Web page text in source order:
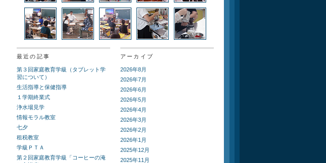
最近の記事
第３回家庭教育学級（タブレット学
習について）
生活指導と保健指導
１学期終業式
浄水場見学
情報モラル教室
七夕
租税教室
学級ＰＴＡ
第２回家庭教育学級「コーヒーの淹
アーカイブ
2026年8月
2026年7月
2026年6月
2026年5月
2026年4月
2026年3月
2026年2月
2026年1月
2025年12月
2025年11月